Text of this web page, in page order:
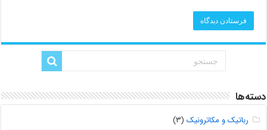
دسته‌ها
رباتیک و مکاترونیک (۳)